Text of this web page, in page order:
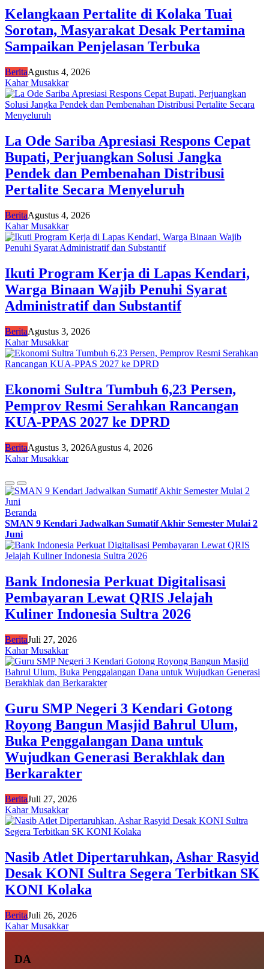
Kelangkaan Pertalite di Kolaka Tuai
Sorotan, Masyarakat Desak Pertamina
Sampaikan Penjelasan Terbuka
BeritaAgustus 4, 2026
Kahar Musakkar
La Ode Sariba Apresiasi Respons Cepat
Bupati, Perjuangkan Solusi Jangka
Pendek dan Pembenahan Distribusi
Pertalite Secara Menyeluruh
BeritaAgustus 4, 2026
Kahar Musakkar
Ikuti Program Kerja di Lapas Kendari,
Warga Binaan Wajib Penuhi Syarat
Administratif dan Substantif
BeritaAgustus 3, 2026
Kahar Musakkar
Ekonomi Sultra Tumbuh 6,23 Persen,
Pemprov Resmi Serahkan Rancangan
KUA-PPAS 2027 ke DPRD
BeritaAgustus 3, 2026Agustus 4, 2026
Kahar Musakkar
Beranda
SMAN 9 Kendari Jadwalkan Sumatif Akhir Semester Mulai 2
Juni
Bank Indonesia Perkuat Digitalisasi
Pembayaran Lewat QRIS Jelajah
Kuliner Indonesia Sultra 2026
BeritaJuli 27, 2026
Kahar Musakkar
Guru SMP Negeri 3 Kendari Gotong
Royong Bangun Masjid Bahrul Ulum,
Buka Penggalangan Dana untuk
Wujudkan Generasi Berakhlak dan
Berkarakter
BeritaJuli 27, 2026
Kahar Musakkar
Nasib Atlet Dipertaruhkan, Ashar Rasyid
Desak KONI Sultra Segera Terbitkan SK
KONI Kolaka
BeritaJuli 26, 2026
Kahar Musakkar
DA